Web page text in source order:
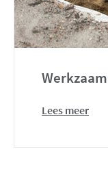
Lees meer